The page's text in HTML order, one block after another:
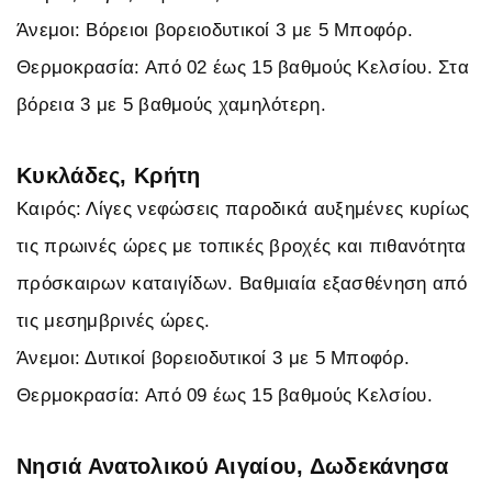
Άνεμοι: Βόρειοι βορειοδυτικοί 3 με 5 Μποφόρ.
Θερμοκρασία: Από 02 έως 15 βαθμούς Κελσίου. Στα
βόρεια 3 με 5 βαθμούς χαμηλότερη.
Κυκλάδες, Κρήτη
Καιρός: Λίγες νεφώσεις παροδικά αυξημένες κυρίως
τις πρωινές ώρες με τοπικές βροχές και πιθανότητα
πρόσκαιρων καταιγίδων. Βαθμιαία εξασθένηση από
τις μεσημβρινές ώρες.
Άνεμοι: Δυτικοί βορειοδυτικοί 3 με 5 Μποφόρ.
Θερμοκρασία: Από 09 έως 15 βαθμούς Κελσίου.
Νησιά Ανατολικού Αιγαίου, Δωδεκάνησα